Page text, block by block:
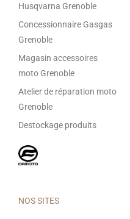
Husqvarna Grenoble
Concessionnaire Gasgas
Grenoble
Magasin accessoires
moto Grenoble
Atelier de réparation moto
Grenoble
Destockage produits
NOS SITES